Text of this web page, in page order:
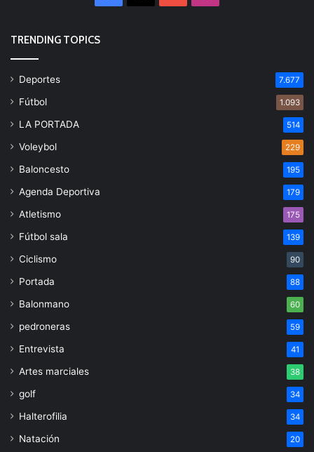
TRENDING TOPICS
Deportes 7.677
Fútbol 1.093
LA PORTADA 514
Voleybol 229
Baloncesto 195
Agenda Deportiva 179
Atletismo 175
Fútbol sala 139
Ciclismo 90
Portada 88
Balonmano 60
pedroneras 59
Entrevista 41
Artes marciales 38
golf 34
Halterofilia 34
Natación 20